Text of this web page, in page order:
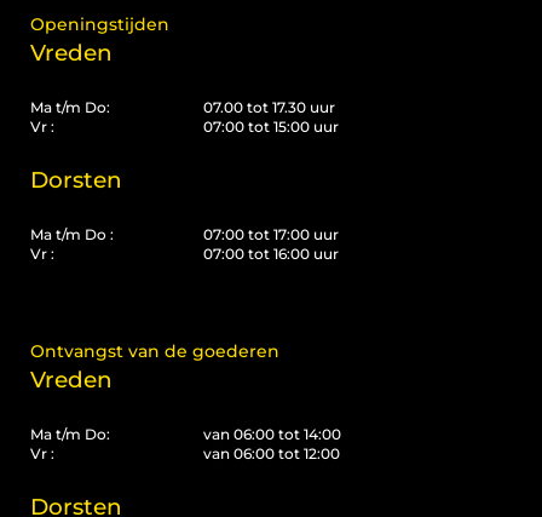
Openingstijden
Vreden
Ma t/m Do:
Vr :
07.00 tot 17.30 uur
07:00 tot 15:00 uur
Dorsten
Ma t/m Do :
Vr :
07:00 tot 17:00 uur
07:00 tot 16:00 uur
Ontvangst van de goederen
Vreden
Ma t/m Do:
Vr :
van 06:00 tot 14:00
van 06:00 tot 12:00
Dorsten